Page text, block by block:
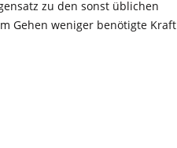
zu den sonst üblichen
Gehen weniger benötigte Kraft